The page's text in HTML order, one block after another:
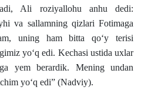
Ali roziyallohu anhu dedi:
va sallamning qizlari Fotimaga
uning ham bitta qo‘y terisi
yo‘q edi. Kechasi ustida uxlar
yem berardik. Mening undan
yo‘q edi” (Nadviy).